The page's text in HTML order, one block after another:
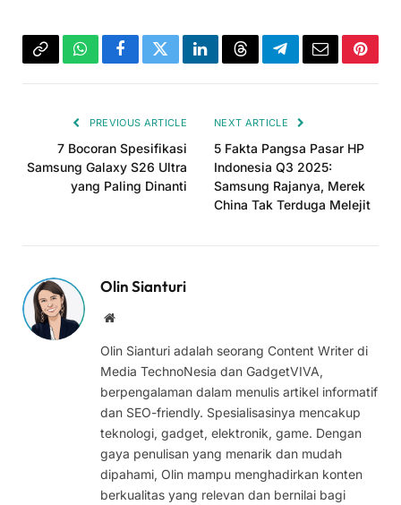
Copy WhatsAppFacebookTwitterLinkedInThreadsTelegramEmail
PREVIOUS ARTICLE
7 Bocoran Spesifikasi
Samsung Galaxy S26 Ultra
yang Paling Dinanti
NEXT ARTICLE
5 Fakta Pangsa Pasar HP
Indonesia Q3 2025:
Samsung Rajanya, Merek
China Tak Terduga Melejit
Olin Sianturi
Website
Olin Sianturi adalah seorang Content Writer di
Media TechnoNesia dan GadgetVIVA,
berpengalaman dalam menulis artikel informatif
dan SEO-friendly. Spesialisasinya mencakup
teknologi, gadget, elektronik, game. Dengan
gaya penulisan yang menarik dan mudah
dipahami, Olin mampu menghadirkan konten
berkualitas yang relevan dan bernilai bagi